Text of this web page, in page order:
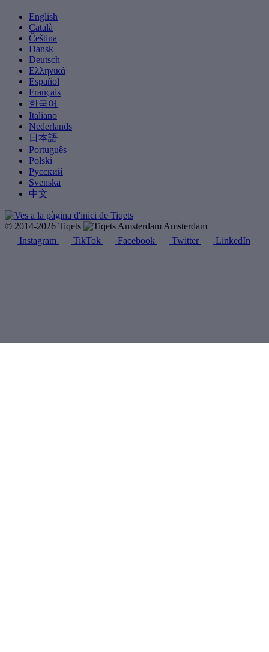
English
Català
Čeština
Dansk
Deutsch
Ελληνικά
Español
Français
한국어
Italiano
Nederlands
日本語
Português
Polski
Русский
Svenska
中文
© 2014-2026 Tiqets
Amsterdam
Instagram
TikTok Facebook Twitter LinkedIn